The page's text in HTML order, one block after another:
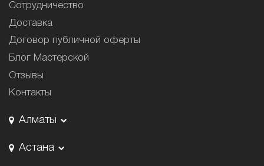
Сотрудничество
Доставка
Договор публичной оферты
Блог Мастерской
Отзывы
Контакты
Алматы
Астана